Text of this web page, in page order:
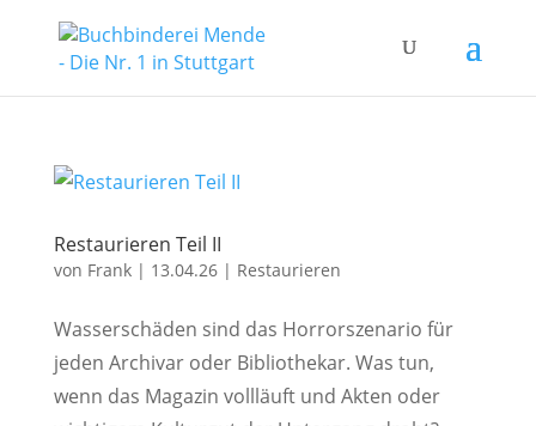
Restaurieren Teil II
von Frank| 13.04.26| Restaurieren
Wasserschäden sind das Horrorszenario für
jeden Archivar oder Bibliothekar. Was tun,
wenn das Magazin vollläuft und Akten oder